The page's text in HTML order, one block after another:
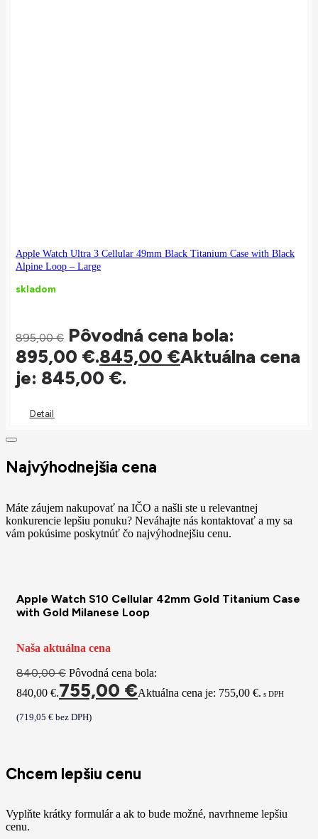
Apple Watch Ultra 3 Cellular 49mm Black Titanium Case with Black
Alpine Loop – Large
skladom
895,00€ Pôvodná cena bola:
895,00 €.845,00 €Aktuálna cena
je: 845,00 €.
Detail
Najvýhodnejšia cena
Máte záujem nakupovať na IČO a našli ste u relevantnej
konkurencie lepšiu ponuku? Neváhajte nás kontaktovať a my sa
vám pokúsime poskytnúť čo najvýhodnejšiu cenu.
Apple Watch S10 Cellular 42mm Gold Titanium Case
with Gold Milanese Loop
Naša aktuálna cena
840,00€ Pôvodná cena bola:
840,00 €.755,00 €Aktuálna cena je: 755,00 €. s DPH
(719,05 € bez DPH)
Chcem lepšiu cenu
Vyplňte krátky formulár a ak to bude možné, navrhneme lepšiu
cenu.